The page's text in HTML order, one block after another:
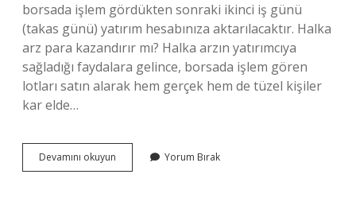
borsada işlem gördükten sonraki ikinci iş günü
(takas günü) yatırım hesabınıza aktarılacaktır. Halka
arz para kazandırır mı? Halka arzın yatırımcıya
sağladığı faydalara gelince, borsada işlem gören
lotları satın alarak hem gerçek hem de tüzel kişiler
kar elde…
Devamını okuyun
Arz
Yorum Bırak